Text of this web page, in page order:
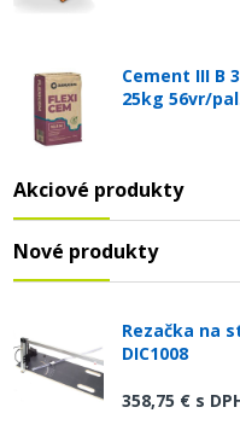
Cement III B
25kg 56vr/
Akciové produkty
Nové produkty
Rezačka na
DIC1008
358,75 € s